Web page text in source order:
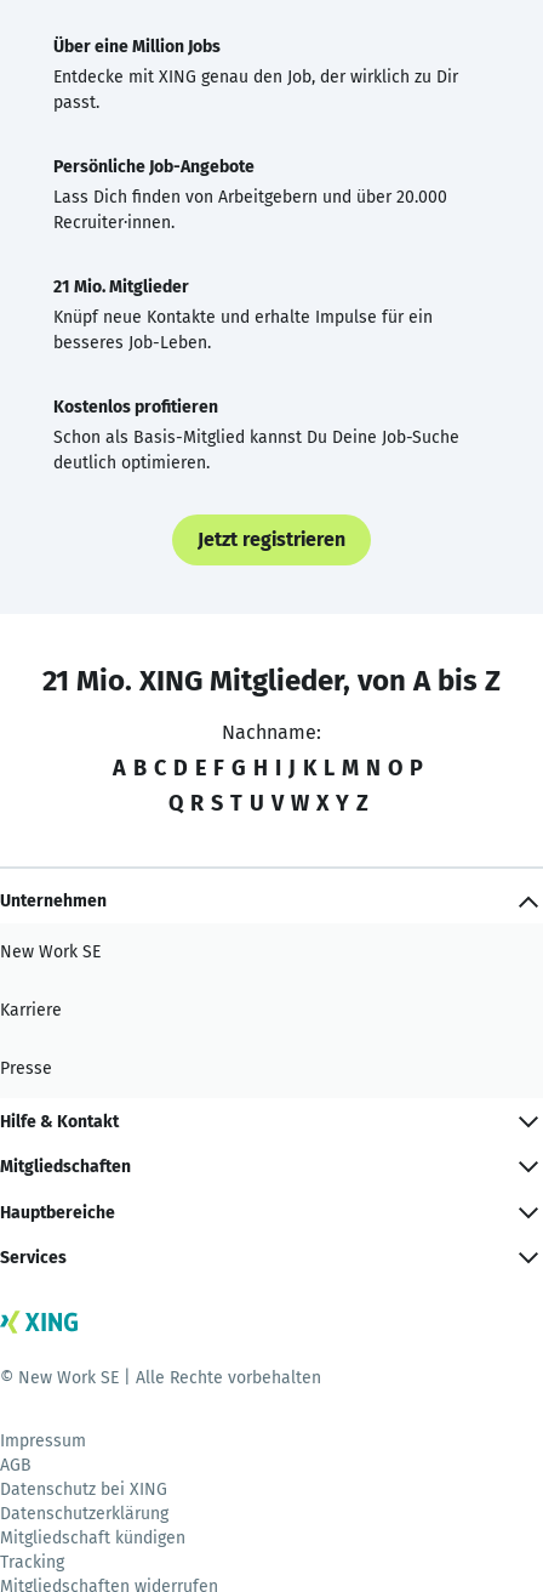
Über eine Million Jobs
Entdecke mit XING genau den Job, der wirklich zu Dir
passt.
Persönliche Job-Angebote
Lass Dich finden von Arbeitgebern und über 20.000
Recruiter·innen.
21 Mio. Mitglieder
Knüpf neue Kontakte und erhalte Impulse für ein
besseres Job-Leben.
Kostenlos profitieren
Schon als Basis-Mitglied kannst Du Deine Job-Suche
deutlich optimieren.
Jetzt registrieren
21 Mio. XING Mitglieder, von A bis Z
Nachname:
A B C D E F G H I J K L M N O P
Q R S T U V W X Y Z
Unternehmen
New Work SE
Karriere
Presse
Hilfe & Kontakt
Mitgliedschaften
Hauptbereiche
Services
© New Work SE | Alle Rechte vorbehalten
Impressum
AGB
Datenschutz bei XING
Datenschutzerklärung
Mitgliedschaft kündigen
Tracking
Mitgliedschaften widerrufen